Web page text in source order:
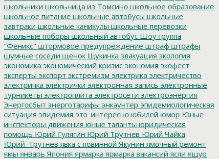
школьники школьница из Томсино школьное образование
школьное питание школьные автобусы школьные
завтраки школьные каникулы школьные перевозки
школьные поборы школьный автобус Шоу группа
"Феникс" штормовое предупреждение штраф штрафы
шумные соседи щенок Щукинка эвакуация экология
экономика экономический кризис экономия экофест
эксперты экспорт экстремизм электрика электричество
электричка электрички электронная запись электронные
турникеты электроплита электросети электроэнергия
Энергосбыт энерготарифы энкаунтер эпидемиологическая
ситуация эпидемия это_интересно юбилей юмор Юные
инспекторы движения юные таланты юридическая
помощь Юрий Гулягин Юрий Трутнев Юрий Чайка
Юрий_Трутнев явка с повинной Якунин ямочный ремонт
ямы январь Япония ярмарка ярмарка вакансий ясли ящур